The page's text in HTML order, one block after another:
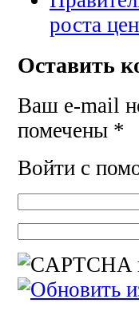
роста
Оставить
Ваш e-mail
помечены *
Войти с